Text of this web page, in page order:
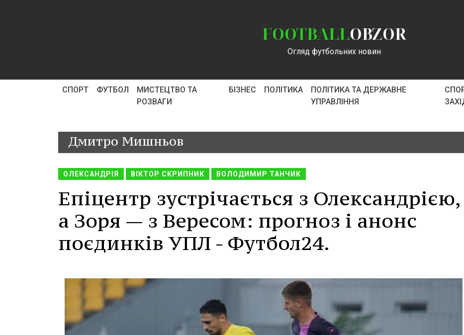
FOOTBALLOBZOR
Огляд футбольних новин
СПОРТ ФУТБОЛ
МИСТЕЦТВО ТА
РОЗВАГИ
БІЗНЕС ПОЛІТИКА
ПОЛІТИКА ТА ДЕРЖАВНЕ
УПРАВЛІННЯ
Дмитро Мишньов
ОЛЕКСАНДРІЯ ВІКТОР СКРИПНИК ВОЛОДИМИР ТАНЧИК
Епіцентр зустрічається з Олександрією,
а Зоря — з Вересом: прогноз і анонс
поєдинків УПЛ - Футбол24.